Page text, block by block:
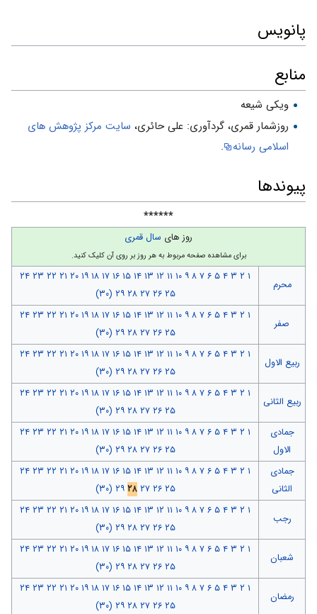
پانویس
منابع
ویکی شیعه
روزشمار قمرى، گردآورى: على حائرى، سایت مركز پژوهش هاى
اسلامى رسانه
.
پیوندها
******
روز های سال قمری
برای مشاهده صفحه مربوط به هر روز بر روی آن کلیک کنید.
محرم
۱ ۲ ۳ ۴ ۵ ۶ ۷ ۸ ۹ ۱۰ ۱۱ ۱۲ ۱۳ ۱۴ ۱۵ ۱۶ ۱۷ ۱۸ ۱۹ ۲۰ ۲۱ ۲۲ ۲۳ ۲۴
۲۵ ۲۶ ۲۷ ۲۸ ۲۹ (۳۰)
صفر
۱ ۲ ۳ ۴ ۵ ۶ ۷ ۸ ۹ ۱۰ ۱۱ ۱۲ ۱۳ ۱۴ ۱۵ ۱۶ ۱۷ ۱۸ ۱۹ ۲۰ ۲۱ ۲۲ ۲۳ ۲۴
۲۵ ۲۶ ۲۷ ۲۸ ۲۹ (۳۰)
ربیع الاول
۱ ۲ ۳ ۴ ۵ ۶ ۷ ۸ ۹ ۱۰ ۱۱ ۱۲ ۱۳ ۱۴ ۱۵ ۱۶ ۱۷ ۱۸ ۱۹ ۲۰ ۲۱ ۲۲ ۲۳ ۲۴
۲۵ ۲۶ ۲۷ ۲۸ ۲۹ (۳۰)
ربیع الثانی
۱ ۲ ۳ ۴ ۵ ۶ ۷ ۸ ۹ ۱۰ ۱۱ ۱۲ ۱۳ ۱۴ ۱۵ ۱۶ ۱۷ ۱۸ ۱۹ ۲۰ ۲۱ ۲۲ ۲۳ ۲۴
۲۵ ۲۶ ۲۷ ۲۸ ۲۹ (۳۰)
جمادی
الاول
۱ ۲ ۳ ۴ ۵ ۶ ۷ ۸ ۹ ۱۰ ۱۱ ۱۲ ۱۳ ۱۴ ۱۵ ۱۶ ۱۷ ۱۸ ۱۹ ۲۰ ۲۱ ۲۲ ۲۳ ۲۴
۲۵ ۲۶ ۲۷ ۲۸ ۲۹ (۳۰)
جمادی
الثانی
۱ ۲ ۳ ۴ ۵ ۶ ۷ ۸ ۹ ۱۰ ۱۱ ۱۲ ۱۳ ۱۴ ۱۵ ۱۶ ۱۷ ۱۸ ۱۹ ۲۰ ۲۱ ۲۲ ۲۳ ۲۴
۲۵ ۲۶ ۲۷ ۲۸ ۲۹ (۳۰)
رجب
۱ ۲ ۳ ۴ ۵ ۶ ۷ ۸ ۹ ۱۰ ۱۱ ۱۲ ۱۳ ۱۴ ۱۵ ۱۶ ۱۷ ۱۸ ۱۹ ۲۰ ۲۱ ۲۲ ۲۳ ۲۴
۲۵ ۲۶ ۲۷ ۲۸ ۲۹ (۳۰)
شعبان
۱ ۲ ۳ ۴ ۵ ۶ ۷ ۸ ۹ ۱۰ ۱۱ ۱۲ ۱۳ ۱۴ ۱۵ ۱۶ ۱۷ ۱۸ ۱۹ ۲۰ ۲۱ ۲۲ ۲۳ ۲۴
۲۵ ۲۶ ۲۷ ۲۸ ۲۹ (۳۰)
رمضان
۱ ۲ ۳ ۴ ۵ ۶ ۷ ۸ ۹ ۱۰ ۱۱ ۱۲ ۱۳ ۱۴ ۱۵ ۱۶ ۱۷ ۱۸ ۱۹ ۲۰ ۲۱ ۲۲ ۲۳ ۲۴
۲۵ ۲۶ ۲۷ ۲۸ ۲۹ (۳۰)